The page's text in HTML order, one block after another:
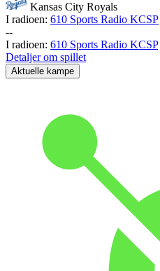
Kansas City Royals
I radioen: 610 Sports Radio KCSP
--
I radioen: 610 Sports Radio KCSP
Detaljer om spillet
Aktuelle kampe